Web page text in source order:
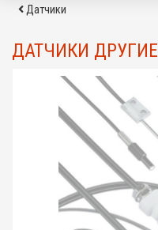
Датчики
ДАТЧИКИ ДРУГИЕ